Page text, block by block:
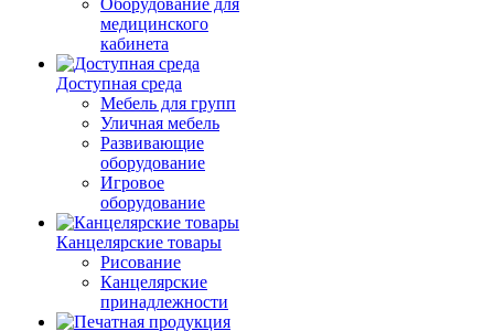
Оборудование для
медицинского
кабинета
Доступная среда
Мебель для групп
Уличная мебель
Развивающие
оборудование
Игровое
оборудование
Канцелярские товары
Рисование
Канцелярские
принадлежности